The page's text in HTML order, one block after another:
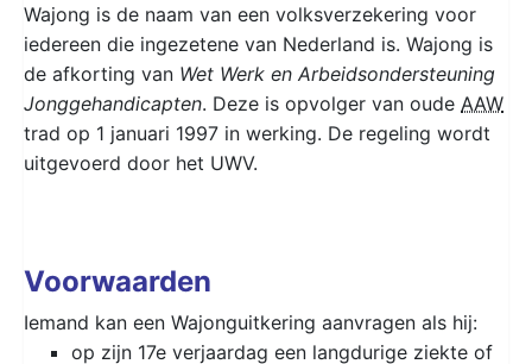
Wajong is de naam van een volksverzekering voor
iedereen die ingezetene van Nederland is. Wajong is
de afkorting van Wet Werk en Arbeidsondersteuning
Jonggehandicapten. Deze is opvolger van oude AAW
trad op 1 januari 1997 in werking. De regeling wordt
uitgevoerd door het UWV.
Voorwaarden
Iemand kan een Wajonguitkering aanvragen als hij:
op zijn 17e verjaardag een langdurige ziekte of